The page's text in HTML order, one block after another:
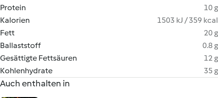
Protein
10 g
Kalorien
1503 kJ / 359 kcal
Fett
20 g
Ballaststoff
0.8 g
Gesättigte Fettsäuren
12 g
Kohlenhydrate
35 g
Auch enthalten in